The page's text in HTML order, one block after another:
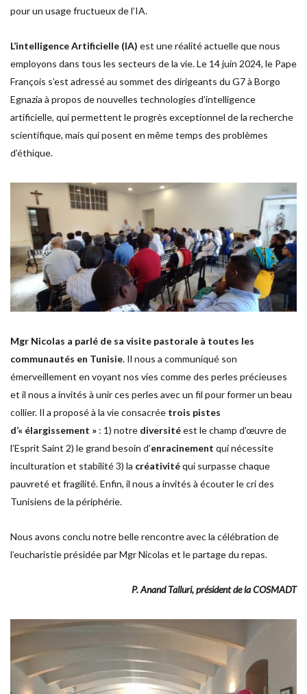
pour un usage fructueux de l’IA.
L’intelligence Artificielle (IA) est une réalité actuelle que nous
employons dans tous les secteurs de la vie. Le 14 juin 2024, le Pape
François s’est adressé au sommet des dirigeants du G7 à Borgo
Egnazia à propos de nouvelles technologies d’intelligence
artificielle, qui permettent le progrès exceptionnel de la recherche
scientifique, mais qui posent en même temps des problèmes
d’éthique.
Mgr Nicolas a parlé de sa visite pastorale à toutes les
communautés en Tunisie. Il nous a communiqué son
émerveillement en voyant nos vies comme des perles précieuses
et il nous a invités à unir ces perles avec un fil pour former un beau
collier. Il a proposé à la vie consacrée trois pistes
d’« élargissement » : 1) notre diversitéest le champ d’œuvre de
l’Esprit Saint 2) le grand besoin d’enracinement qui nécessite
inculturation et stabilité 3) la créativitéqui surpasse chaque
pauvreté et fragilité. Enfin, il nous a invités à écouter le cri des
Tunisiens de la périphérie.
Nous avons conclu notre belle rencontre avec la célébration de
l’eucharistie présidée par Mgr Nicolas et le partage du repas.
P. Anand Talluri, président de la COSMADT